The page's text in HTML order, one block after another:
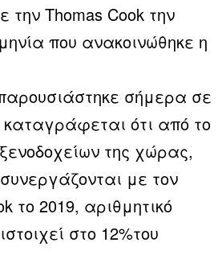
Thomas Cook την
που ανακοινώθηκε η
σήμερα σε
καταγράφεται ότι από το
της χώρας,
με τον
το 2019, αριθμητικό
στο 12%του